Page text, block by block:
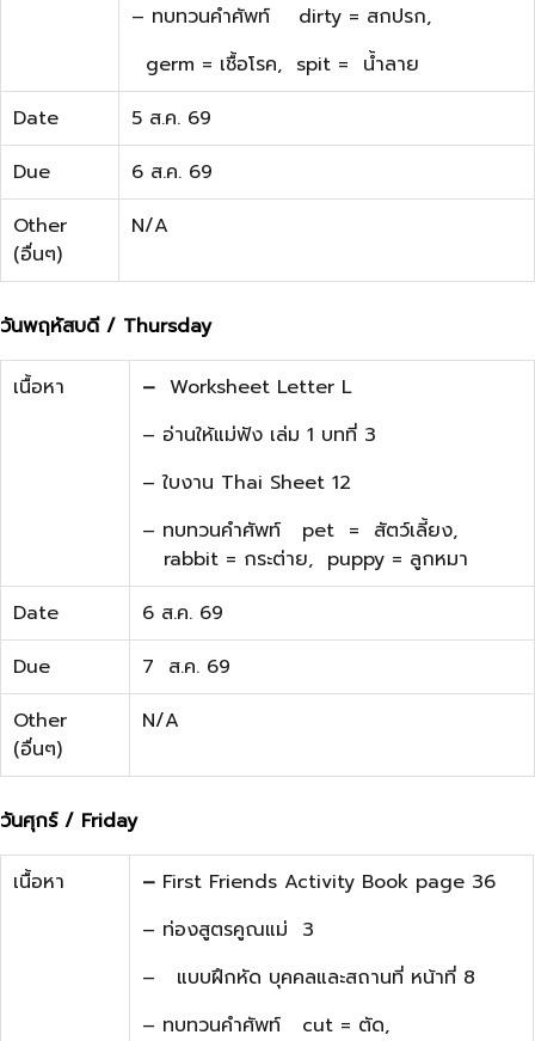
– ทบทวนคำศัพท์ dirty = สกปรก,
germ = เชื้อโรค, spit = น้ำลาย
Date
5 ส.ค. 69
Due
6 ส.ค. 69
Other
(อื่นๆ)
N/A
วันพฤหัสบดี / Thursday
เนื้อหา – Worksheet Letter L
– อ่านให้แม่ฟัง เล่ม 1 บทที่ 3
– ใบงาน Thai Sheet 12
– ทบทวนคำศัพท์ pet = สัตว์เลี้ยง,
rabbit = กระต่าย, puppy = ลูกหมา
Date
6 ส.ค. 69
Due
7 ส.ค. 69
Other
(อื่นๆ)
N/A
วันศุกร์ / Friday
เนื้อหา – First Friends Activity Book page 36
– ท่องสูตรคูณแม่ 3
– แบบฝึกหัด บุคคลและสถานที่ หน้าที่ 8
– ทบทวนคำศัพท์ cut = ตัด,